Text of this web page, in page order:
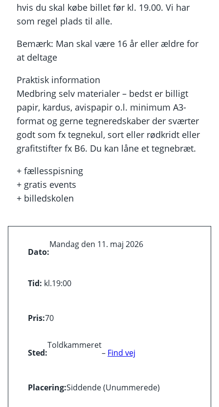
hvis du skal købe billet før kl. 19.00. Vi har
som regel plads til alle.
Bemærk: Man skal være 16 år eller ældre for
at deltage
Praktisk information
Medbring selv materialer – bedst er billigt
papir, kardus, avispapir o.l. minimum A3-
format og gerne tegneredskaber der sværter
godt som fx tegnekul, sort eller rødkridt eller
grafitstifter fx B6. Du kan låne et tegnebræt.
+ fællesspisning
+ gratis events
+ billedskolen
Dato:
Mandag den 11. maj 2026
Tid: kl.19:00
Pris:70
Sted:
Toldkammeret
– Find vej
Placering:Siddende (Unummerede)